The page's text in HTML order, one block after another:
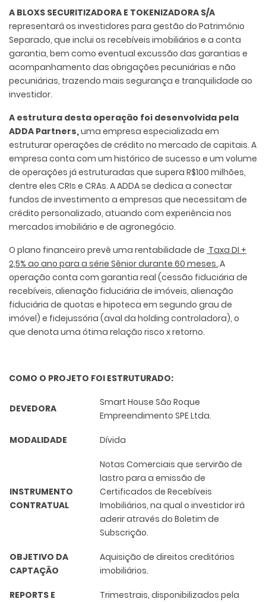
A BLOXS SECURITIZADORA E TOKENIZADORA S/A
representará os investidores para gestão do Patrimônio
Separado, que inclui os recebíveis imobiliários e a conta
garantia, bem como eventual excussão das garantias e
acompanhamento das obrigações pecuniárias e não
pecuniárias, trazendo mais segurança e tranquilidade ao
investidor.
A estrutura desta operação foi desenvolvida pela
ADDA Partners,uma empresa especializada em
estruturar operações de crédito no mercado de capitais. A
empresa conta com um histórico de sucesso e um volume
de operações já estruturadas que supera R$100 milhões,
dentre eles CRIs e CRAs. A ADDA se dedica a conectar
fundos de investimento a empresas que necessitam de
crédito personalizado, atuando com experiência nos
mercados imobiliário e de agronegócio.
O plano financeiro prevê uma rentabilidade de Taxa DI +
2,5% ao ano para a série Sênior durante 60 meses..A
operação conta com garantia real (cessão fiduciária de
recebíveis, alienação fiduciária de imóveis, alienação
fiduciária de quotas e hipoteca em segundo grau de
imóvel) e fidejussória (aval da holding controladora), o
que denota uma ótima relação risco x retorno.
COMO O PROJETO FOI ESTRUTURADO:
DEVEDORA
Smart House São Roque
Empreendimento SPE Ltda.
MODALIDADE Dívida
INSTRUMENTO
CONTRATUAL
Notas Comerciais que servirão de
lastro para a emissão de
Certificados de Recebíveis
Imobiliários, na qual o investidor irá
aderir através do Boletim de
Subscrição.
OBJETIVO DA
CAPTAÇÃO
Aquisição de direitos creditórios
imobiliários.
REPORTS E
Trimestrais, disponibilizados pela